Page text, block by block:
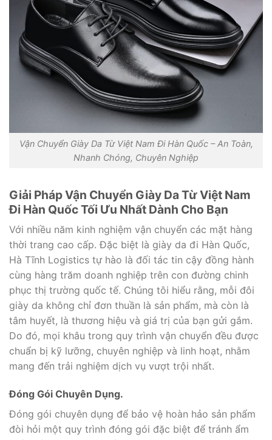
Vận Chuyển Giày Da Từ Việt Nam Đi Hàn Quốc – An Toàn,
Nhanh Chóng, Chuyên Nghiệp
Giải Pháp Vận Chuyển Giày Da Từ Việt Nam
Đi Hàn Quốc Tối Ưu Nhất Dành Cho Bạn
Với nhiều năm kinh nghiệm vận chuyển các mặt hàng
thời trang cao cấp. Đặc biệt là giày da đi Hàn Quốc,
Hà Tĩnh Logistics tự hào là đối tác tin cậy đồng hành
cùng hàng trăm doanh nghiệp trên con đường chinh
phục thị trường quốc tế. Chúng tôi hiểu rằng, mỗi đôi
giày da không chỉ đơn thuần là sản phẩm, mà còn là
tâm huyết, là thương hiệu và giá trị của bạn gửi gắm.
Do đó, mọi khâu trong quy trình vận chuyển đều được
chuẩn bị kỹ lưỡng, chuyên nghiệp và linh hoạt, nhằm
mang đến trải nghiệm dịch vụ vượt trội nhất.
Đóng Gói Chuyên Dụng.
Đóng gói chuyên dụng để bảo vệ hoàn hảo sản phẩm
đòi hỏi một quy trình đóng gói đặc biệt để tránh ẩm